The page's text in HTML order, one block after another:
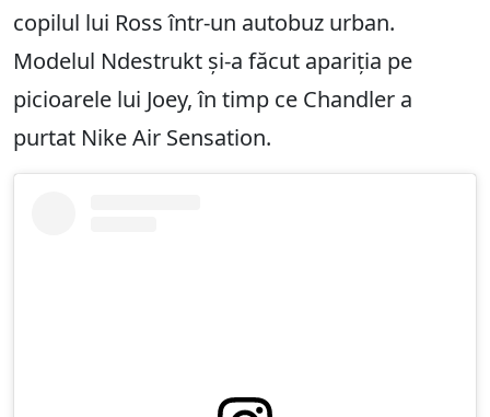
copilul lui Ross într-un autobuz urban.
Modelul Ndestrukt și-a făcut apariția pe
picioarele lui Joey, în timp ce Chandler a
purtat Nike Air Sensation.